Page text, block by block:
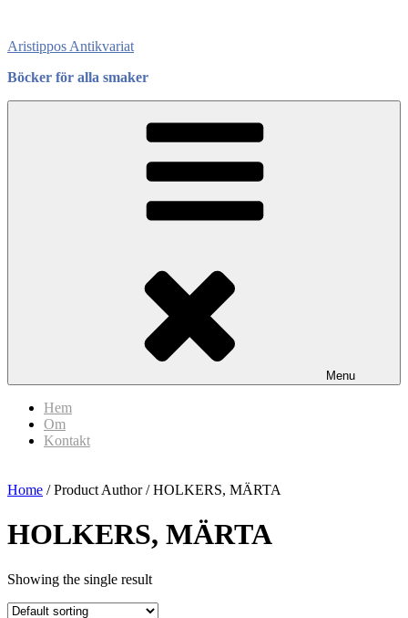
content
Aristippos Antikvariat
Böcker för alla smaker
Menu
Hem
Om
Kontakt
Home / Product Author / HOLKERS, MÄRTA
HOLKERS, MÄRTA
Showing the single result